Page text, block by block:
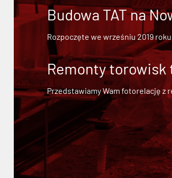
Budowa TAT na
Rozpoczęte we wrześniu 2019
Remonty torowisk
Przedstawiamy Wam fotorelację z